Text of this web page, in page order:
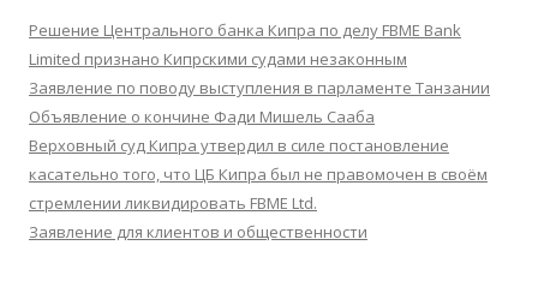
Решение Центрального банка Кипра по делу FBME Bank
Limited признано Кипрскими судами незаконным
Заявление по поводу выступления в парламенте Танзании
Объявление о кончине Фади Мишель Сааба
Верховный суд Кипра утвердил в силе постановление
касательно того, что ЦБ Кипра был не правомочен в своём
стремлении ликвидировать FBME Ltd.
Заявление для клиентов и общественности